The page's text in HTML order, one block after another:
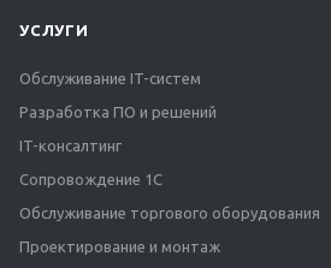
УСЛУГИ
Обслуживание IT-систем
Разработка ПО и решений
IT-консалтинг
Сопровождение 1С
Обслуживание торгового оборудования
Проектирование и монтаж